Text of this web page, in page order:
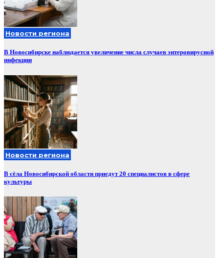
Новости региона
В Новосибирске наблюдается увеличение числа случаев энтеровирусной
инфекции
Новости региона
В сёла Новосибирской области приедут 20 специалистов в сфере
культуры